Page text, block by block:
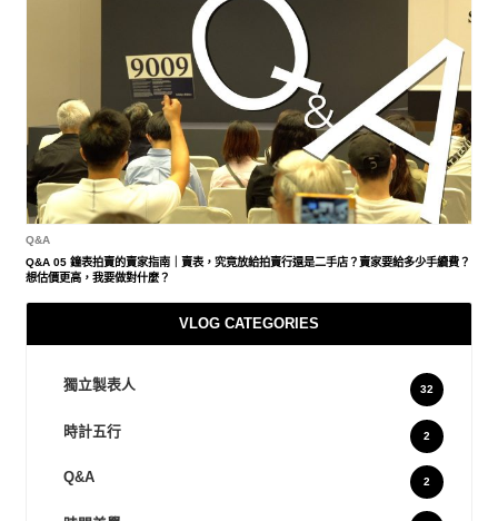
Q&A
Q&A 05 鐘表拍賣的賣家指南｜賣表，究竟放給拍賣行還是二手店？賣家要給多少手續費？
想估價更高，我要做對什麼？
VLOG CATEGORIES
獨立製表人 32
時計五行 2
Q&A 2